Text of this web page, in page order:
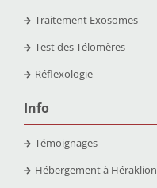
Traitement Exosomes
Test des Télomères
Réflexologie
Info
Témoignages
Hébergement à Héraklion